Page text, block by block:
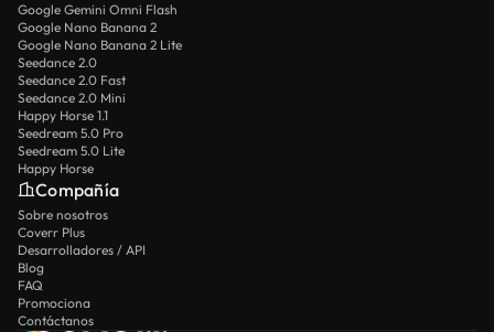
Google Gemini Omni Flash
Google Nano Banana 2
Google Nano Banana 2 Lite
Seedance 2.0
Seedance 2.0 Fast
Seedance 2.0 Mini
Happy Horse 1.1
Seedream 5.0 Pro
Seedream 5.0 Lite
Happy Horse
Compañía
Sobre nosotros
Coverr Plus
Desarrolladores / API
Blog
FAQ
Promociona
Contáctanos